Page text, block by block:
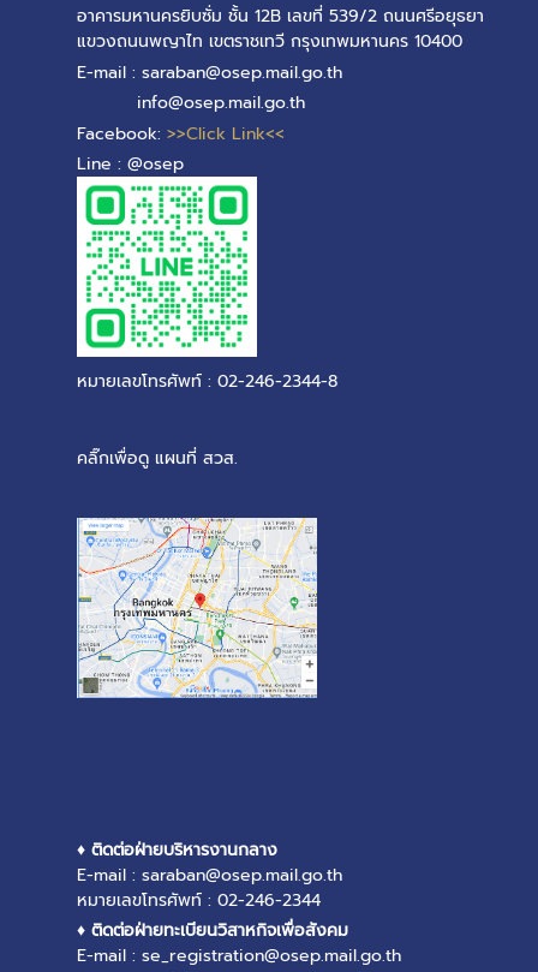
อาคารมหานครยิบซั่ม ชั้น 12B เลขที่ 539/2 ถนนศรีอยุธยา
แขวงถนนพญาไท เขตราชเทวี กรุงเทพมหานคร 10400
E-mail : saraban@osep.mail.go.th
info@osep.mail.go.th
Facebook: >>Click Link<<
Line : @osep
หมายเลขโทรศัพท์ : 02-246-2344-8
คลิ๊กเพื่อดู แผนที่ สวส.
♦ ติดต่อฝ่ายบริหารงานกลาง
E-mail : saraban@osep.mail.go.th
หมายเลขโทรศัพท์ : 02-246-2344
♦ ติดต่อฝ่ายทะเบียนวิสาหกิจเพื่อสังคม
E-mail : se_registration@osep.mail.go.th